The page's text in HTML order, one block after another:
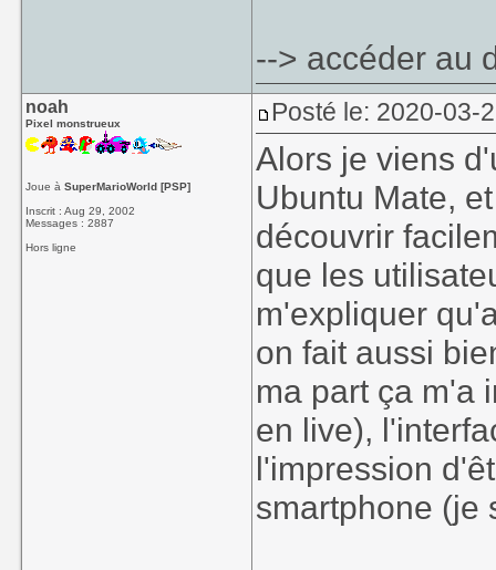
--> accéder au
noah
Pixel monstrueux
Joue àSuperMarioWorld [PSP]
Inscrit : Aug 29, 2002
Messages : 2887
Hors ligne
Posté le: 2020-03-
Alors je viens
Ubuntu Mate,
découvrir
que les
m'expliquer
on fait aussi
ma part ça m'a
en live),
l'impression
smartphone (je